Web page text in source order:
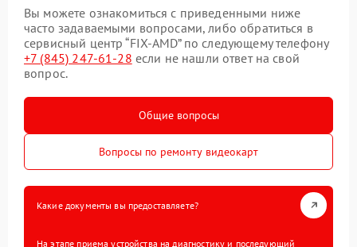
Вы можете ознакомиться с приведенными ниже
часто задаваемыми вопросами, либо обратиться в
сервисный центр “FIX-AMD” по следующему телефону
+7 (845) 247-61-28 если не нашли ответ на свой
вопрос.
Общие вопросы
Вопросы по ремонту видеокарт
Какие документы вы предоставляете?
На этапе приема устройства на диагностику и последующий